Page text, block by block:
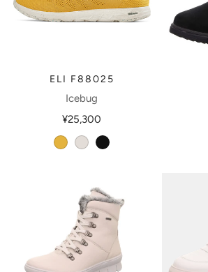
ELI F88025
Icebug
¥25,300
mustardpearlwhite
black